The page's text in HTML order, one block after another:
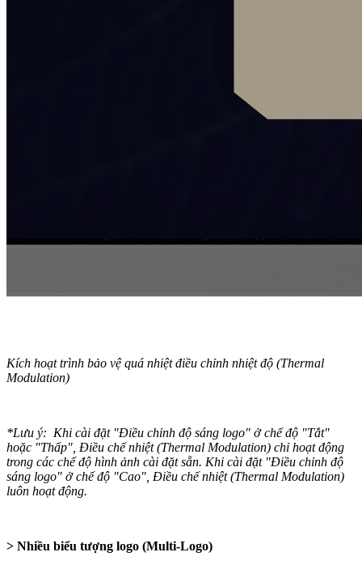
Kích hoạt trình bảo vệ quá nhiệt điều chỉnh nhiệt độ (Thermal
Modulation)
*Lưu ý: Khi cài đặt "Điều chỉnh độ sáng logo" ở chế độ "Tắt"
hoặc "Thấp", Điều chế nhiệt (Thermal Modulation) chỉ hoạt động
trong các chế độ hình ảnh cài đặt sẵn. Khi cài đặt "Điều chỉnh độ
sáng logo" ở chế độ "Cao", Điều chế nhiệt (Thermal Modulation)
luôn hoạt động.
> Nhiều biểu tượng logo (Multi-Logo)